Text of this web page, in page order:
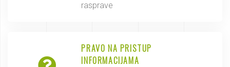
rasprave
PRAVO NA PRISTUP
INFORMACIJAMA